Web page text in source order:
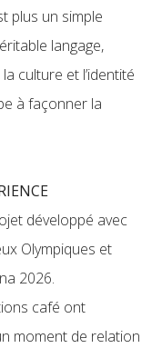
plus un simple
langage,
culture et l’identité
à façonner la
développé avec
Olympiques et
2026.
café ont
moment de relation